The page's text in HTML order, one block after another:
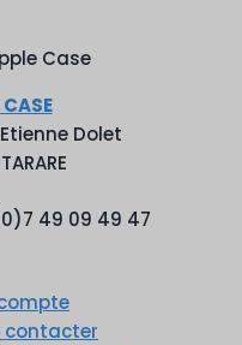
Case
Dolet
49 09 49 47
contacter